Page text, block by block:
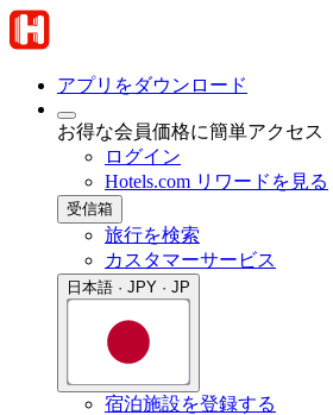
アプリをダウンロード
お得な会員価格に簡単アクセス
ログイン
Hotels.com リワードを見る
受信箱
旅行を検索
カスタマーサービス
日本語 · JPY · JP
宿泊施設を登録する